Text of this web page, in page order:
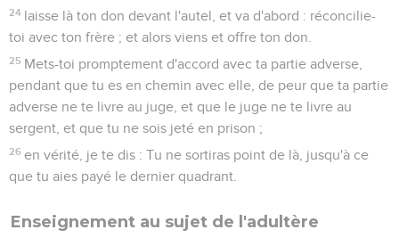
24 laisse là ton don devant l'autel, et va d'abord : réconcilie-
toi avec ton frère ; et alors viens et offre ton don.
25 Mets-toi promptement d'accord avec ta partie adverse,
pendant que tu es en chemin avec elle, de peur que ta partie
adverse ne te livre au juge, et que le juge ne te livre au
sergent, et que tu ne sois jeté en prison ;
26 en vérité, je te dis : Tu ne sortiras point de là, jusqu'à ce
que tu aies payé le dernier quadrant.
Enseignement au sujet de l'adultère